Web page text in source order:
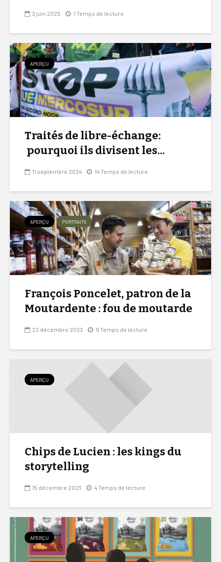
3 juin 2025 1 Temps de lecture
APERÇU
Traités de libre-échange:
pourquoi ils divisent les...
11 septembre 2024 14 Temps de lecture
APERÇU PORTRAITS
François Poncelet, patron de la
Moutardente : fou de moutarde
22 décembre 2023 9 Temps de lecture
APERÇU
Chips de Lucien : les kings du
storytelling
15 décembre 2023 4 Temps de lecture
APERÇU